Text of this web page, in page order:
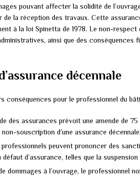
pouvant affecter la solidité de
la réception des travaux. Cette
à la loi Spinetta de 1978. Le non-respect
ainsi que des conséquences
décennale
conséquences pour le professionnel du
des assurances prévoit une amende de
souscription d’une assurance
peuvent prononcer des
d’assurance, telles que la
dommages à l’ouvrage, le professionnel